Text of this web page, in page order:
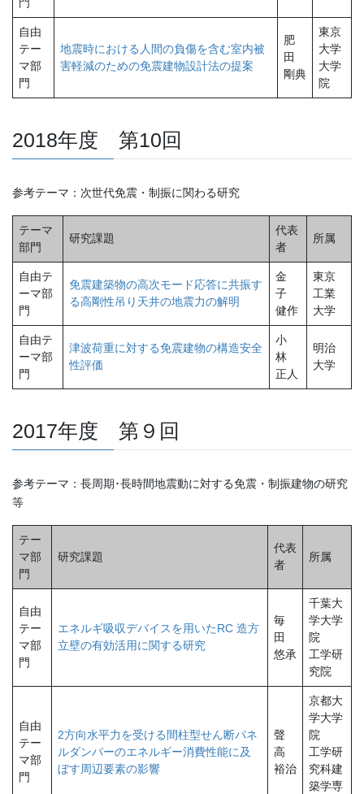
門
自由
テー
マ部
門
地震時における人間の負傷を含む室内被
害軽減のための免震建物設計法の提案
肥
田
剛典
東京
大学
大学
院
2018年度 第10回
参考テーマ：次世代免震・制振に関わる研究
テーマ
部門
研究課題
代表
者
所属
自由テ
ーマ部
門
免震建築物の高次モード応答に共振す
る高剛性吊り天井の地震力の解明
金
子
健作
東京
工業
大学
自由テ
ーマ部
門
津波荷重に対する免震建物の構造安全
性評価
小
林
正人
明治
大学
2017年度 第９回
参考テーマ：長周期･長時間地震動に対する免震・制振建物の研究
等
テー
マ部
門
研究課題
代表
者
所属
自由
テー
マ部
門
エネルギ吸収デバイスを用いたRC 造方
立壁の有効活用に関する研究
毎
田
悠承
千葉大
学大学
院
工学研
究院
自由
テー
マ部
門
2方向水平力を受ける間柱型せん断パネ
ルダンパーのエネルギー消費性能に及
ぼす周辺要素の影響
聲
高
裕治
京都大
学大学
院
工学研
究科建
築学専